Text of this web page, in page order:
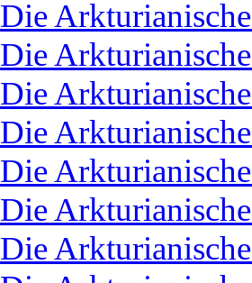
Die
Die
Die
Die
Die
Die
Die